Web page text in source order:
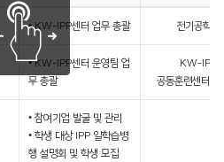
• KW-IPP센터 업무 총괄 전기공학과
• KW-IPP센터 운영팀 업
무 총괄
KW-IPP
공동훈련센터 운
• 참여기업 발굴 및 관리
• 학생 대상 IPP 일학습병
행 설명회 및 학생 모집